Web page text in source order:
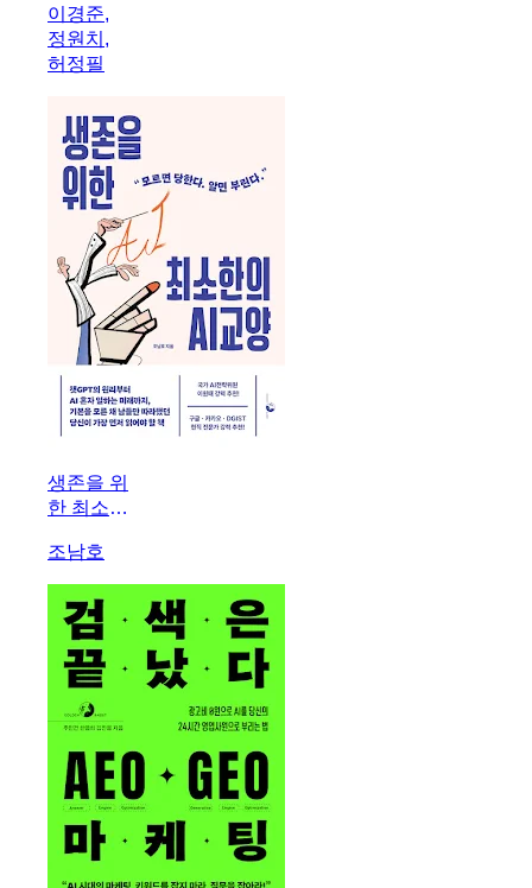
이경준,
정원치,
허정필
생존을 위
한 최소한
양
조남호